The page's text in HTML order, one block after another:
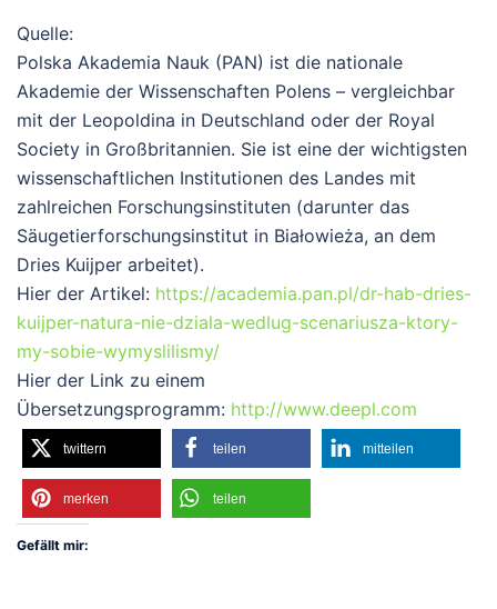
Quelle:
Polska Akademia Nauk (PAN) ist die nationale
Akademie der Wissenschaften Polens – vergleichbar
mit der Leopoldina in Deutschland oder der Royal
Society in Großbritannien. Sie ist eine der wichtigsten
wissenschaftlichen Institutionen des Landes mit
zahlreichen Forschungsinstituten (darunter das
Säugetierforschungsinstitut in Białowieża, an dem
Dries Kuijper arbeitet).
Hier der Artikel: https://academia.pan.pl/dr-hab-dries-
kuijper-natura-nie-dziala-wedlug-scenariusza-ktory-
my-sobie-wymyslilismy/
Hier der Link zu einem
Übersetzungsprogramm: http://www.deepl.com
twittern teilen mitteilen
merken teilen
Gefällt mir: